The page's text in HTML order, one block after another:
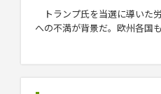
トランプ氏を当選に導いた
への不満が背景だ。欧州各国